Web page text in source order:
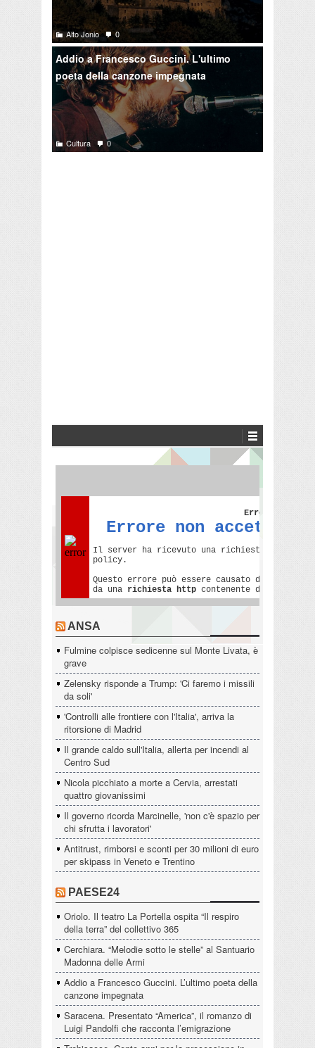
Alto Jonio 0
Addio a Francesco Guccini. L'ultimo
poeta della canzone impegnata
Cultura 0
ANSA
Fulmine colpisce sedicenne sul Monte Livata, è
grave
Zelensky risponde a Trump: 'Ci faremo i missili
da soli'
'Controlli alle frontiere con l'Italia', arriva la
ritorsione di Madrid
Il grande caldo sull'Italia, allerta per incendi al
Centro Sud
Nicola picchiato a morte a Cervia, arrestati
quattro giovanissimi
Il governo ricorda Marcinelle, 'non c'è spazio per
chi sfrutta i lavoratori'
Antitrust, rimborsi e sconti per 30 milioni di euro
per skipass in Veneto e Trentino
PAESE24
Oriolo. Il teatro La Portella ospita “Il respiro
della terra” del collettivo 365
Cerchiara. “Melodie sotto le stelle” al Santuario
Madonna delle Armi
Addio a Francesco Guccini. L’ultimo poeta della
canzone impegnata
Saracena. Presentato “America”, il romanzo di
Luigi Pandolfi che racconta l’emigrazione